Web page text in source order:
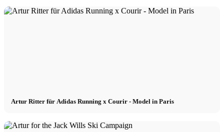
Artur Ritter für Adidas Running x Courir - Model in Paris